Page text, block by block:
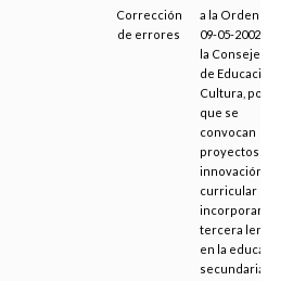
Corrección
de errores
a la Orden de
09-05-2002, de
la Consejería
de Educación y
Cultura, por la
que se
convocan
proyectos de
innovación
curricular para
incorporar una
tercera lengua
en la educación
secundaria.